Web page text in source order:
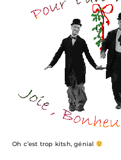
Oh c’est trop kitsh, génial